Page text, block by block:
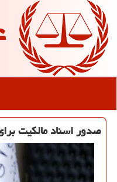
صدور اسناد مالکیت برای ۸۰ درصد صنایع